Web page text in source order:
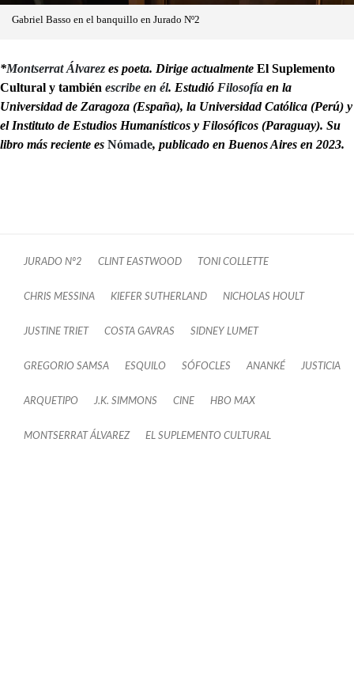
Gabriel Basso en el banquillo en Jurado Nº2
*Montserrat Álvarez es poeta. Dirige actualmente El Suplemento
Cultural y también escribe en él. Estudió Filosofía en la
Universidad de Zaragoza (España), la Universidad Católica (Perú) y
el Instituto de Estudios Humanísticos y Filosóficos (Paraguay). Su
libro más reciente es Nómade, publicado en Buenos Aires en 2023.
JURADO Nº2 CLINT EASTWOOD TONI COLLETTE
CHRIS MESSINA KIEFER SUTHERLAND NICHOLAS HOULT
JUSTINE TRIET COSTA GAVRAS SIDNEY LUMET
GREGORIO SAMSA ESQUILO SÓFOCLES ANANKÉ JUSTICIA
ARQUETIPO J.K. SIMMONS CINE HBO MAX
MONTSERRAT ÁLVAREZ EL SUPLEMENTO CULTURAL